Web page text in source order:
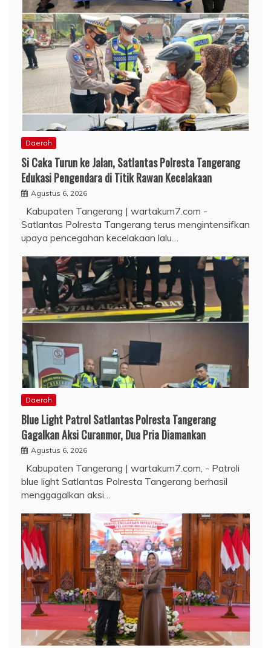
Daerah
Si Caka Turun ke Jalan, Satlantas Polresta Tangerang
Edukasi Pengendara di Titik Rawan Kecelakaan
Agustus 6, 2026
Kabupaten Tangerang | wartakum7.com -
Satlantas Polresta Tangerang terus mengintensifkan
upaya pencegahan kecelakaan lalu…
Daerah
Blue Light Patrol Satlantas Polresta Tangerang
Gagalkan Aksi Curanmor, Dua Pria Diamankan
Agustus 6, 2026
Kabupaten Tangerang | wartakum7.com, - Patroli
blue light Satlantas Polresta Tangerang berhasil
menggagalkan aksi…